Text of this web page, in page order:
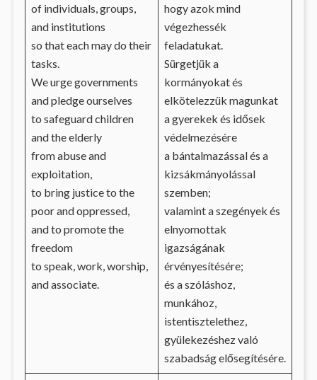
of individuals, groups,
and institutions
so that each may do their
tasks.
We urge governments
and pledge ourselves
to safeguard children
and the elderly
from abuse and
exploitation,
to bring justice to the
poor and oppressed,
and to promote the
freedom
to speak, work, worship,
and associate.
hogy azok mind
végezhessék
feladatukat.
Sürgetjük a
kormányokat és
elkötelezzük magunkat
a gyerekek és idősek
védelmezésére
a bántalmazással és a
kizsákmányolással
szemben;
valamint a szegények és
elnyomottak
igazságának
érvényesítésére;
és a szóláshoz,
munkához,
istentisztelethez,
gyülekezéshez való
szabadság elősegítésére.